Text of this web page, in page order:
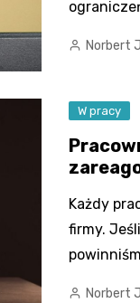
Norbert
W pracy
Każdy
firmy.
Norbert